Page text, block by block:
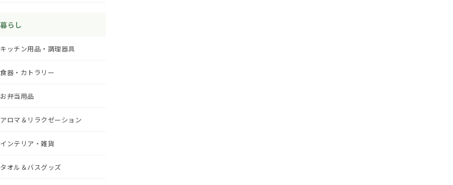
暮らし
キッチン用品・調理器具
食器・カトラリー
お弁当用品
アロマ＆リラクゼーション
インテリア・雑貨
タオル＆バスグッズ